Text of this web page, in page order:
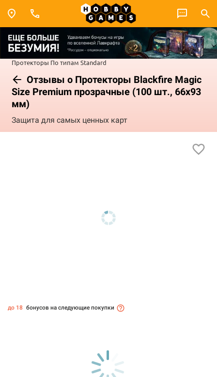
Протекторы По типам Standard
Отзывы о Протекторы Blackfire Magic
Size Premium прозрачные (100 шт., 66x93
мм)
Защита для самых ценных карт
до 18 бонусов на следующие покупки